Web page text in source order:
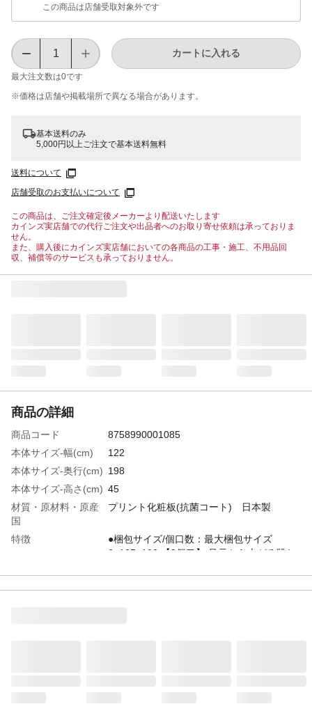
この商品は店舗受取対象外です
最大注文数は0です
カートに入れる
※価格は​店舗や​掲載場所で​異なる​場合が​あります。
基本送料のみ
5,000円以上ご注文で基本送料無料
送料について
店舗受取のお支払いについて
この商品は、ご注文確定後メーカーより配送いたします
カインズ実店舗での代行ご注文や出品者へのお取り寄せ依頼は承っておりま
せん。
また、購入後にカインズ実店舗においての各商品の工事・施工、不用品回
収、補償等のサービスも承っておりません。
商品の詳細
商品コード
8758990001085
本体サイズ-幅(cm)
122
本体サイズ-奥行(cm) 198
本体サイズ-高さ(cm) 45
材質・原材料・原産
国
プリント化粧板(抗菌コート) 日本製
特徴
●梱包サイズ/個口数：最大梱包サイズ
6×125×199 【9個口】 足元から上がる跳ね